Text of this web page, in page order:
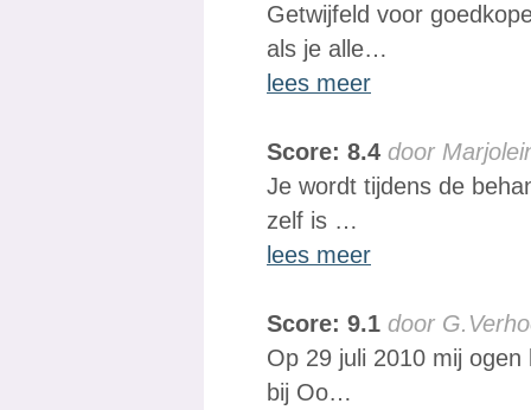
Getwijfeld voor
als je alle…
lees meer
Score: 8.4 door
Je wordt tijdens de
zelf is …
lees meer
Score: 9.1 door
Op 29 juli 2010 mij
bij Oo…